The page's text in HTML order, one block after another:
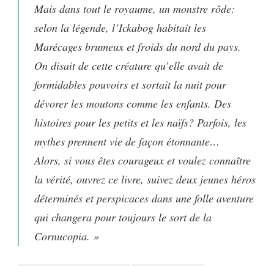
Mais dans tout le royaume, un monstre rôde:
selon la légende, l’Ickabog habitait les
Marécages brumeux et froids du nord du pays.
On disait de cette créature qu’elle avait de
formidables pouvoirs et sortait la nuit pour
dévorer les moutons comme les enfants. Des
histoires pour les petits et les naïfs? Parfois, les
mythes prennent vie de façon étonnante…
Alors, si vous êtes courageux et voulez connaître
la vérité, ouvrez ce livre, suivez deux jeunes héros
déterminés et perspicaces dans une folle aventure
qui changera pour toujours le sort de la
Cornucopia. »